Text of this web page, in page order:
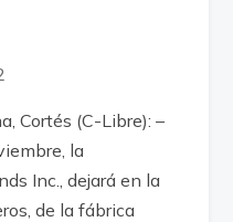
Cortés (C-Libre): –
la
Inc., dejará en la
de la fábrica